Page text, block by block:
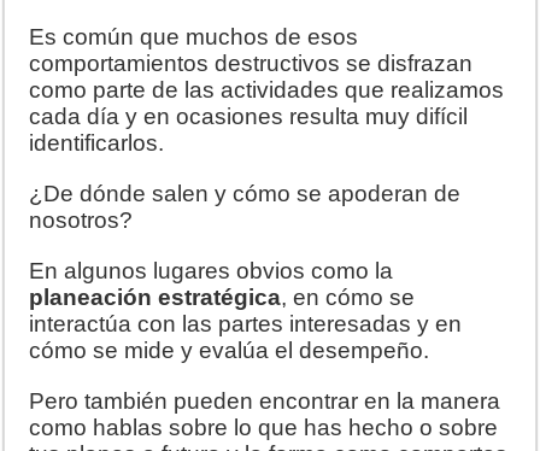
Es común que muchos de esos
comportamientos destructivos se disfrazan
como parte de las actividades que realizamos
cada día y en ocasiones resulta muy difícil
identificarlos.
¿De dónde salen y cómo se apoderan de
nosotros?
En algunos lugares obvios como la
planeación estratégica, en cómo se
interactúa con las partes interesadas y en
cómo se mide y evalúa el desempeño.
Pero también pueden encontrar en la manera
como hablas sobre lo que has hecho o sobre